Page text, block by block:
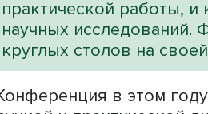
всей России
городских
коммунальной
исторического
сохранения малых и